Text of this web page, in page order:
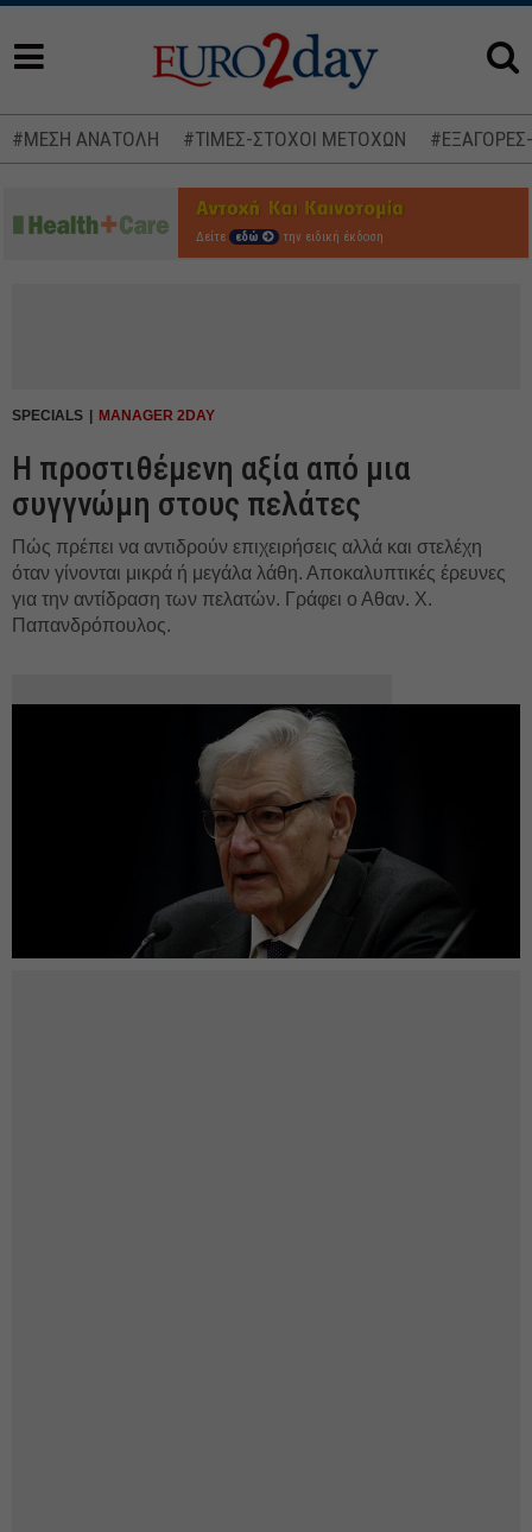
#ΜΕΣΗ ΑΝΑΤΟΛΗ #ΤΙΜΕΣ-ΣΤΟΧΟΙ ΜΕΤΟΧΩΝ
Δείτε εδώ την ειδική έκδοση
SPECIALS MANAGER 2DAY
Η προστιθέμενη αξία από μια
συγγνώμη στους πελάτες
Πώς πρέπει να αντιδρούν επιχειρήσεις αλλά και στελέχη
όταν γίνονται μικρά ή μεγάλα λάθη. Αποκαλυπτικές έρευνες
για την αντίδραση των πελατών. Γράφει ο Αθαν. Χ.
Παπανδρόπουλος.